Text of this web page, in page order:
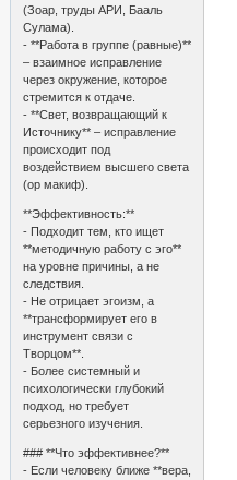
(Зоар, труды АРИ, Бааль
Сулама).
- **Работа в группе (равные)**
– взаимное исправление
через окружение, которое
стремится к отдаче.
- **Свет, возвращающий к
Источнику** – исправление
происходит под
воздействием высшего света
(ор макиф).
**Эффективность:**
- Подходит тем, кто ищет
**методичную работу с эго**
на уровне причины, а не
следствия.
- Не отрицает эгоизм, а
**трансформирует его в
инструмент связи с
Творцом**.
- Более системный и
психологически глубокий
подход, но требует
серьезного изучения.
### **Что эффективнее?**
- Если человеку ближе **вера,